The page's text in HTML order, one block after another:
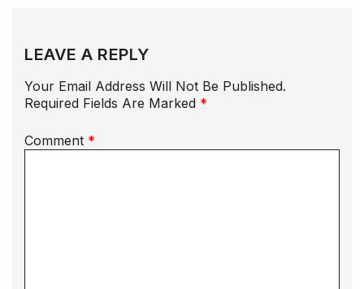
LEAVE A REPLY
Your Email Address Will Not Be Published.
Required Fields Are Marked *
Comment *